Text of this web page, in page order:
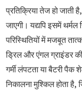
प्रतिक्रिया तेज हो जाती
जाएगी। यद्यपि इसमें
परिस्थितियों में मजबूत
ड्रिल और एंगल ग्राइंडर
गर्मी लंपटता या बैटरी पैक
निकालना मुश्किल होता